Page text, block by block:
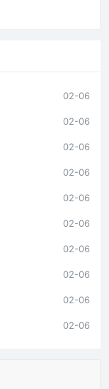
02-06
02-06
02-06
02-06
02-06
02-06
02-06
02-06
02-06
02-06